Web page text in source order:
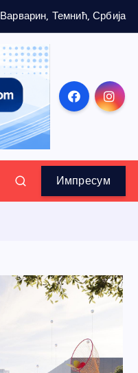
Варварин, Темнић, Србија
Импресум